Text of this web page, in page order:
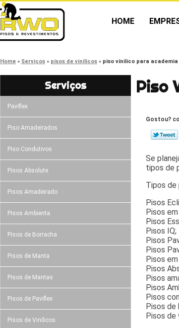
HOME
Home Serviços pisos de vinílicos piso vínilico para academia
Serviços
Paviflex
Piso Amadeirados
Piso Condutivos
Pisos Absolute
Pisos Amadeirado
Pisos Ambienta
Pisos de Borracha
Pisos de Manta
Pisos de Mantas
Pisos de Paviflex
Pisos de Vinílicos
Piso
Gostou?
Se
tipos de
Tipos de
Pisos
Pisos
Pisos
Pisos IQ;
Pisos
Pisos
Pisos
Pisos
Pisos
Pisos
Pisos
Pisos de
Pisos de